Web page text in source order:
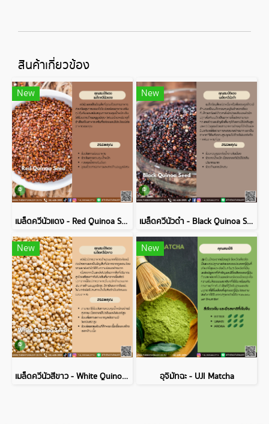
สินค้าเกี่ยวข้อง
New
เมล็ดควีนัวแดง - Red Quinoa Seed
New
เมล็ดควีนัวดำ - Black Quinoa Seed
New
เมล็ดควีนัวสีขาว - White Quinoa Seed
New
อุจิมัทฉะ - UJI Matcha